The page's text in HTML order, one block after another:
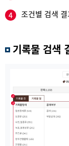
4 조건별 검색
기록물 검색